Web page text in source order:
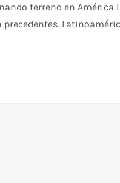
terreno en América
precedentes.